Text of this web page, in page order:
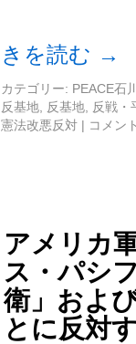
きを読む →
カテゴリー: PEACE石
反基地
反基地
反戦・
憲法改悪反対 | コメン
アメリカ
ス・パシ
衛」およ
とに反対